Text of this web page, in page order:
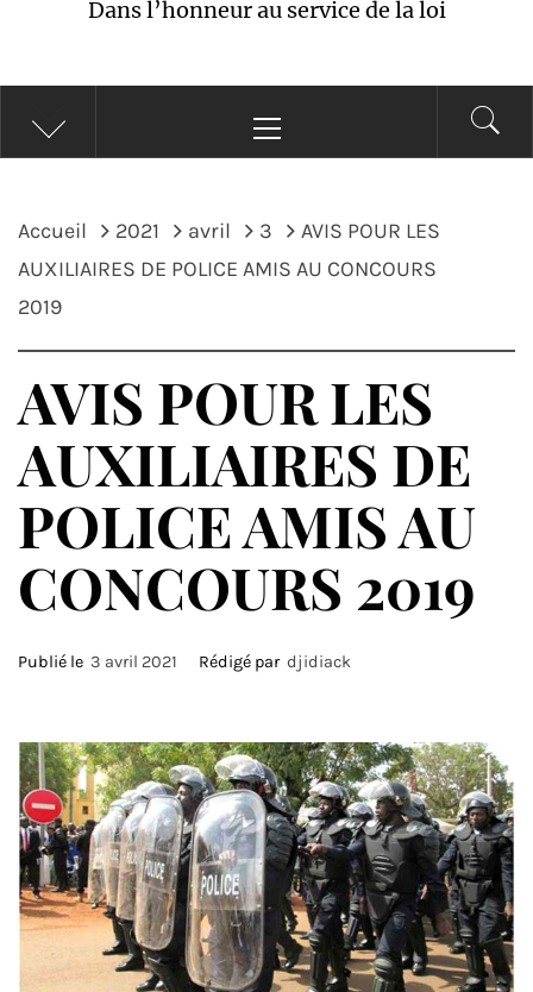
Dans l’honneur au service de la loi
principal
Accueil 2021 avril 3
AVIS POUR LES
AUXILIAIRES DE POLICE AMIS AU CONCOURS
2019
AVIS POUR LES
AUXILIAIRES DE
POLICE AMIS AU
CONCOURS 2019
Publié le 3 avril 2021 Rédigé par djidiack